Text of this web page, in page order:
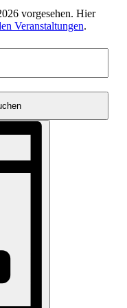
vorgesehen. Hier
Veranstaltungen.